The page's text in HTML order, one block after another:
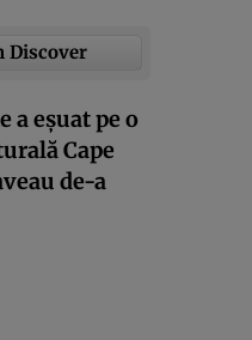
Discover
a eșuat pe o
Cape
de-a